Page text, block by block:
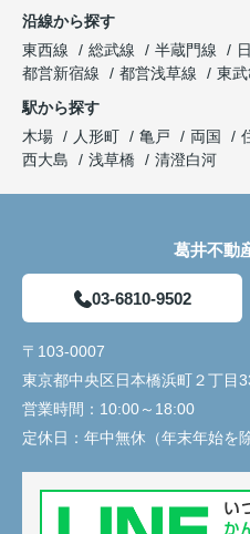
沿線から探す
東西線
総武線 半蔵門線
都営新宿線
都営浅草線 東
駅から探す
木場
人形町 亀戸 両国
西大島
浅草橋 清澄白河
葛井不動
03-6810-9502
〒103-0007
東京都中央区日本橋浜町２丁目
営業時間： 10:00～18:00
定休日： 年中無休（年末年始を